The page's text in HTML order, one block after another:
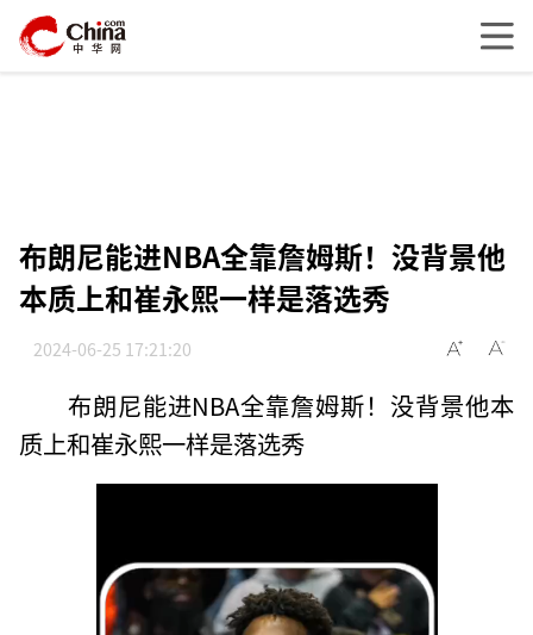
布朗尼能进NBA全靠詹姆斯！没背景他
本质上和崔永熙一样是落选秀
2024-06-25 17:21:20
布朗尼能进NBA全靠詹姆斯！没背景他本
质上和崔永熙一样是落选秀